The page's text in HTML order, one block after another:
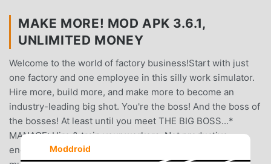
MAKE MORE! MOD APK 3.6.1,
UNLIMITED MONEY
Welcome to the world of factory business!Start with just
one factory and one employee in this silly work simulator.
Hire more, build more, and make more to become an
industry-leading big shot. You're the boss! And the boss of
the bosses! At least until you meet THE BIG BOSS...*
MANAGE: Hire & train your workers. Not productive
enough? Replace them with robots!* EXPAND: Run
Moddroid